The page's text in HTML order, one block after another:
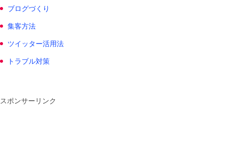
ブログづくり
集客方法
ツイッター活用法
トラブル対策
スポンサーリンク